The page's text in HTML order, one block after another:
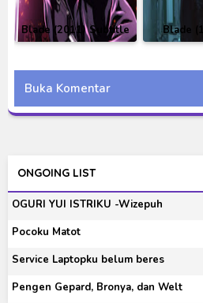
Blade (2011) Subtitle
Indonesia
Blade
Subtitle
Buka Komentar
ONGOING LIST
OGURI YUI ISTRIKU -Wizepuh
Pocoku Matot
Service Laptopku belum beres
Pengen Gepard, Bronya, dan Welt